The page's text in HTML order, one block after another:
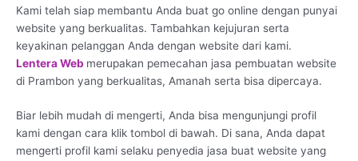
Kami telah siap membantu Anda buat go online dengan punyai
website yang berkualitas. Tambahkan kejujuran serta
keyakinan pelanggan Anda dengan website dari kami.
Lentera Web merupakan pemecahan jasa pembuatan website
di Prambon yang berkualitas, Amanah serta bisa dipercaya.
Biar lebih mudah di mengerti, Anda bisa mengunjungi profil
kami dengan cara klik tombol di bawah. Di sana, Anda dapat
mengerti profil kami selaku penyedia jasa buat website yang